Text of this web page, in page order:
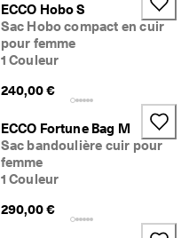
ECCO Hobo S
Sac Hobo compact en cuir
pour femme
1 Couleur
240,00 €
ECCO Fortune Bag M
Sac bandoulière cuir pour
femme
1 Couleur
290,00 €